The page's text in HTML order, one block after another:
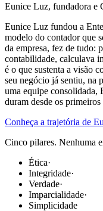
Eunice Luz, fundadora e
Eunice Luz fundou a
modelo do contador que
da empresa, fez de tudo:
contabilidade, calculava
é o que sustenta a visão
seu negócio já sentiu, na
uma equipe consolidada,
duram desde os primeiros
Conheça a trajetória de
Cinco pilares. Nenhuma
Ética·
Integridade·
Verdade·
Imparcialidade·
Simplicidade